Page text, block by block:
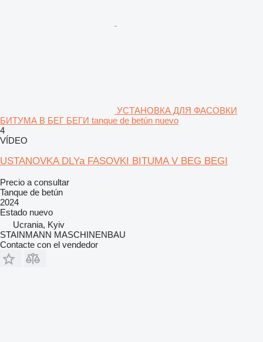
УСТАНОВКА ДЛЯ ФАСОВКИ
БИТУМА В БЕГ БЕГИ tanque de betún nuevo
4
VÍDEO
USTANOVKA DLYa FASOVKI BITUMA V BEG BEGI
Precio a consultar
Tanque de betún
2024
Estado nuevo
Ucrania, Kyiv
STAINMANN MASCHINENBAU
Contacte con el vendedor